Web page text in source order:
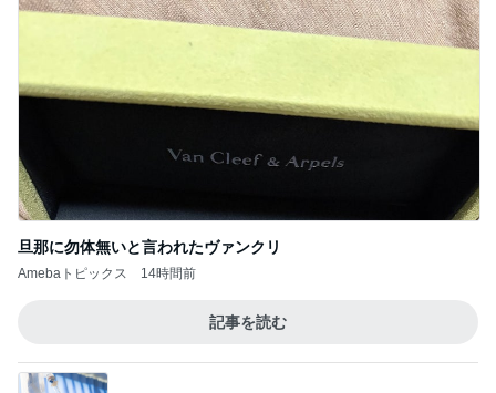
Amebaトピックス 14時間前
記事を読む
Amebaトピックス 16時間前